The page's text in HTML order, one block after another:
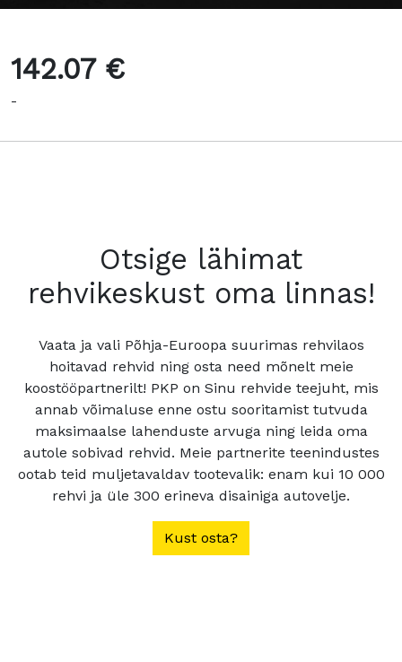
142.07 €
-
Otsige lähimat
rehvikeskust oma linnas!
Vaata ja vali Põhja-Euroopa suurimas rehvilaos
hoitavad rehvid ning osta need mõnelt meie
koostööpartnerilt! PKP on Sinu rehvide teejuht, mis
annab võimaluse enne ostu sooritamist tutvuda
maksimaalse lahenduste arvuga ning leida oma
autole sobivad rehvid. Meie partnerite teenindustes
ootab teid muljetavaldav tootevalik: enam kui 10 000
rehvi ja üle 300 erineva disainiga autovelje.
Kust osta?